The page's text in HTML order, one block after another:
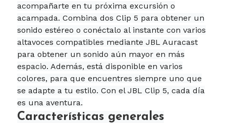
acompañarte en tu próxima excursión o
acampada. Combina dos Clip 5 para obtener un
sonido estéreo o conéctalo al instante con varios
altavoces compatibles mediante JBL Auracast
para obtener un sonido aún mayor en más
espacio. Además, está disponible en varios
colores, para que encuentres siempre uno que
se adapte a tu estilo. Con el JBL Clip 5, cada día
es una aventura.
Características generales